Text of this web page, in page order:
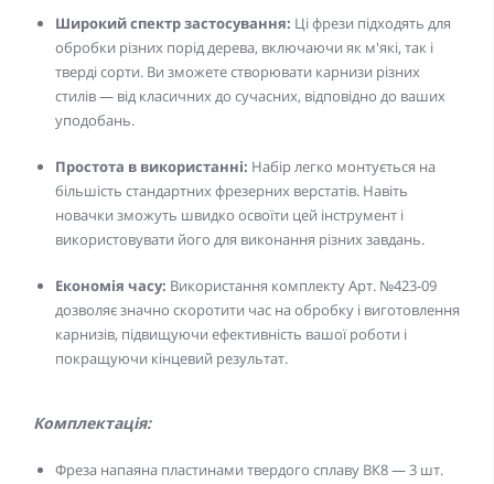
Широкий спектр застосування: Ці фрези підходять для
обробки різних порід дерева, включаючи як м'які, так і
тверді сорти. Ви зможете створювати карнизи різних
стилів — від класичних до сучасних, відповідно до ваших
уподобань.
Простота в використанні: Набір легко монтується на
більшість стандартних фрезерних верстатів. Навіть
новачки зможуть швидко освоїти цей інструмент і
використовувати його для виконання різних завдань.
Економія часу: Використання комплекту Арт. №423-09
дозволяє значно скоротити час на обробку і виготовлення
карнизів, підвищуючи ефективність вашої роботи і
покращуючи кінцевий результат.
Комплектація:
Фреза напаяна пластинами твердого сплаву ВК8 — 3 шт.